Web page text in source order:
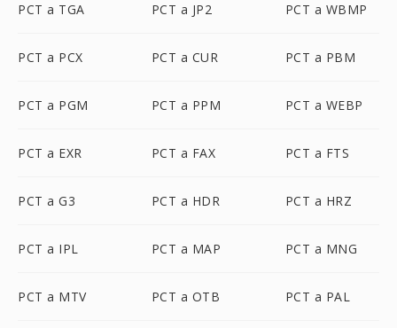
PCT a TGA PCT a JP2 PCT a WBMP
PCT a PCX PCT a CUR PCT a PBM
PCT a PGM PCT a PPM PCT a WEBP
PCT a EXR PCT a FAX PCT a FTS
PCT a G3 PCT a HDR PCT a HRZ
PCT a IPL PCT a MAP PCT a MNG
PCT a MTV PCT a OTB PCT a PAL